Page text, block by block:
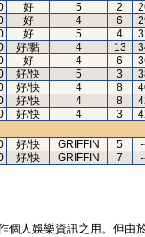
好 5 2
好 4 6
好 5 4
好/黏 4 13
好 4 6
好/快 5 3
好/快 4 8
好/快 4 8
好/快 4 3
好/快 GRIFFIN 5
好/快 GRIFFIN 7
個人娛樂資訊之用。但